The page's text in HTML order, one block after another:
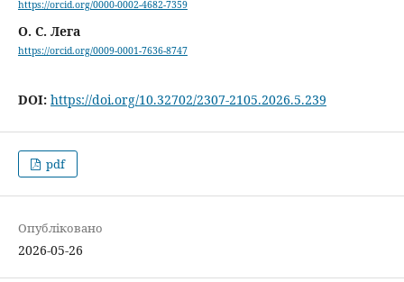
https://orcid.org/0000-0002-4682-7359
О. С. Лега
https://orcid.org/0009-0001-7636-8747
DOI: https://doi.org/10.32702/2307-2105.2026.5.239
pdf
Опубліковано
2026-05-26